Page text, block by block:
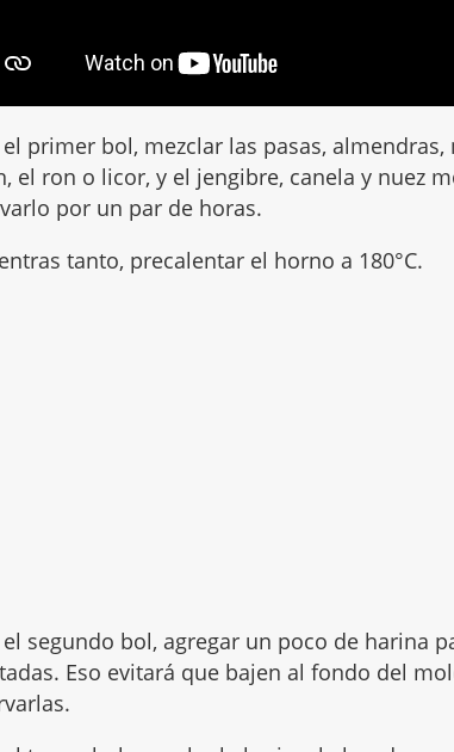
el primer bol, mezclar las pasas,
el ron o licor, y el jengibre, canela y nuez
por un par de horas.
tanto, precalentar el horno a 180°C.
el segundo bol, agregar un poco de harina
Eso evitará que bajen al fondo del